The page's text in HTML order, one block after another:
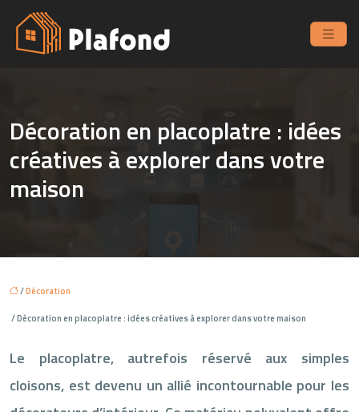
Décoration en placoplatre : idées
créatives à explorer dans votre
maison
/Décoration
/ Décoration en placoplatre : idées créatives à explorer dans votre maison
Le placoplatre, autrefois réservé aux simples
cloisons, est devenu un allié incontournable pour les